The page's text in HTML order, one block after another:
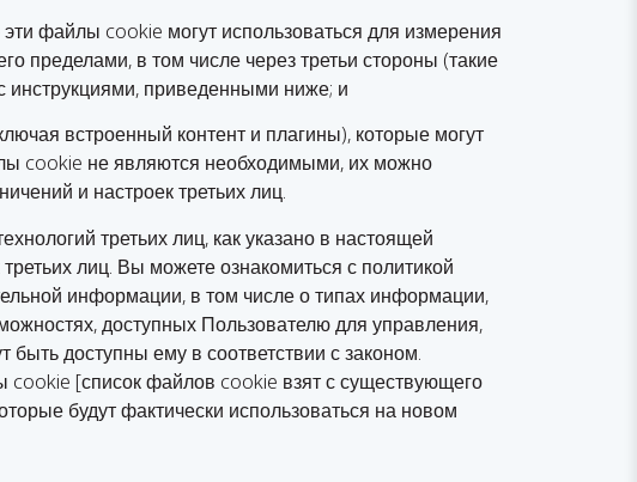
файлы cookie могут использоваться для измерения
пределами, в том числе через третьи стороны (такие
инструкциями, приведенными ниже; и
встроенный контент и плагины), которые могут
cookie не являются необходимыми, их можно
и настроек третьих лиц.
третьих лиц, как указано в настоящей
лиц. Вы можете ознакомиться с политикой
информации, в том числе о типах информации,
доступных Пользователю для управления,
доступны ему в соответствии с законом.
cookie [список файлов cookie взят с существующего
будут фактически использоваться на новом